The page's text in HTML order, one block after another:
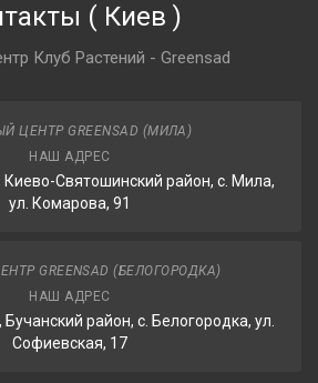
( Киев )
Клуб Растений - Greensad
ЦЕНТР GREENSAD (МИЛА)
НАШ АДРЕС
Киево-Святошинский район, с. Мила,
ул. Комарова, 91
GREENSAD (БЕЛОГОРОДКА)
НАШ АДРЕС
район, с. Белогородка, ул.
Софиевская, 17